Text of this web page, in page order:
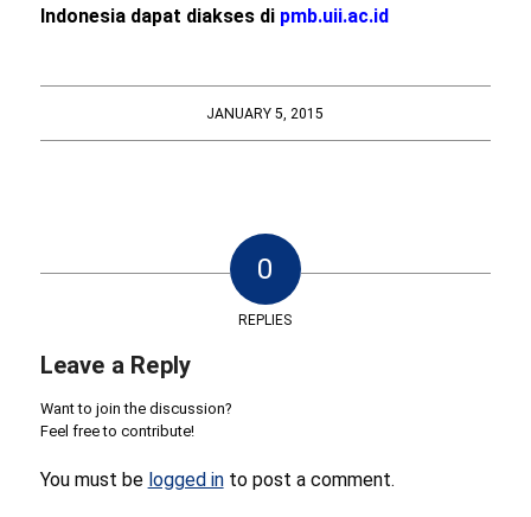
Indonesia dapat diakses di pmb.uii.ac.id
JANUARY 5, 2015
0
REPLIES
Leave a Reply
Want to join the discussion?
Feel free to contribute!
You must be logged into post a comment.